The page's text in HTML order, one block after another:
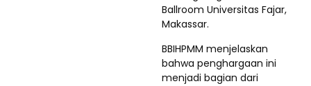
Ballroom Universitas Fajar,
Makassar.
BBIHPMM menjelaskan
bahwa penghargaan ini
menjadi bagian dari